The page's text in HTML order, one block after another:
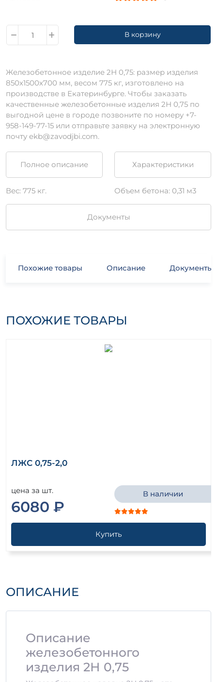
В корзину
Железобетонное изделие 2Н 0,75: размер изделия
850х1500х700 мм, весом 775 кг, изготовлено на
производстве в Екатеринбурге. Чтобы заказать
качественные железобетонные изделия 2Н 0,75 по
выгодной цене в городе позвоните по номеру +7-
958-149-77-15 или отправьте заявку на электронную
почту ekb@zavodjbi.com.
Полное описание Характеристики
Вес: 775 кг. Объем бетона: 0,31 м3
Документы
Похожие товары Описание Документы
ПОХОЖИЕ ТОВАРЫ
ЛЖС 0,75-2,0
цена за шт.
6080 ₽
В наличии
Купить
ОПИСАНИЕ
Описание
железобетонного
изделия 2Н 0,75